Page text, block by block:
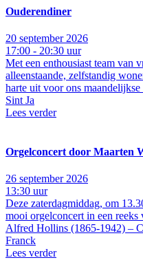
Ouderendiner
20 september 2026
17:00 - 20:30 uur
Met een enthousiast team
alleenstaande, zelfstandig
harte uit voor ons
Sint Ja
Lees verder
Orgelconcert door Maarten
26 september 2026
13:30 uur
Deze zaterdagmiddag, om
mooi orgelconcert in een reeks
Alfred Hollins (1865-1942) –
Franck
Lees verder